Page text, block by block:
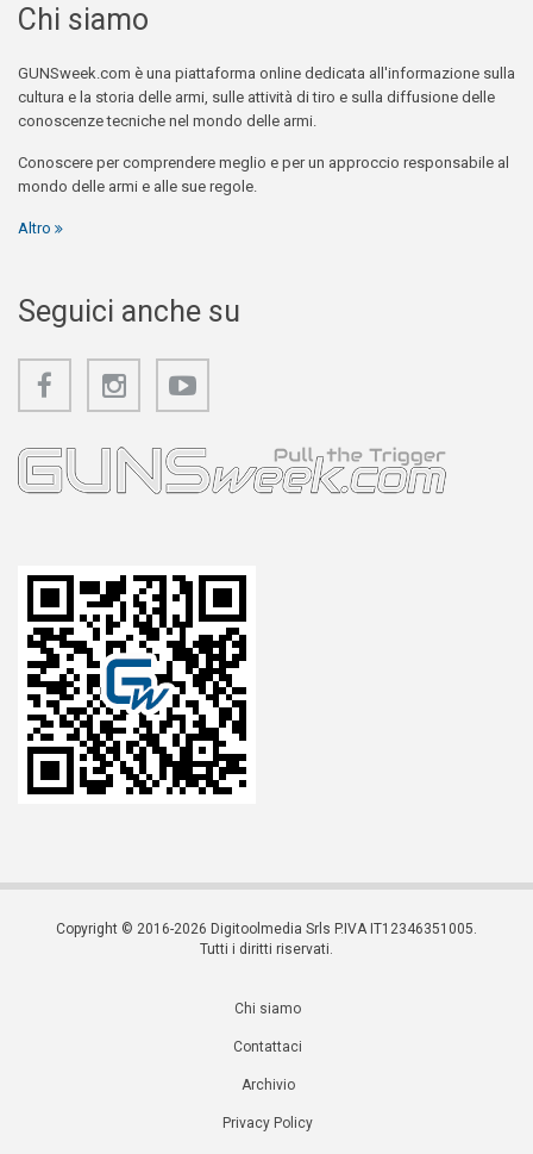
Chi siamo
GUNSweek.com è una piattaforma online dedicata all'informazione sulla
cultura e la storia delle armi, sulle attività di tiro e sulla diffusione delle
conoscenze tecniche nel mondo delle armi.
Conoscere per comprendere meglio e per un approccio responsabile al
mondo delle armi e alle sue regole.
Altro
Seguici anche su
Copyright © 2016-2026 Digitoolmedia Srls P.IVA IT12346351005.
Tutti i diritti riservati.
Chi siamo
Contattaci
Archivio
Privacy Policy